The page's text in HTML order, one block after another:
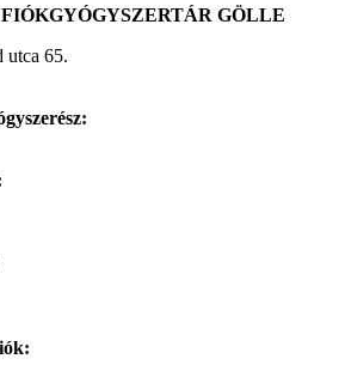
GÖLLE
utca 65.